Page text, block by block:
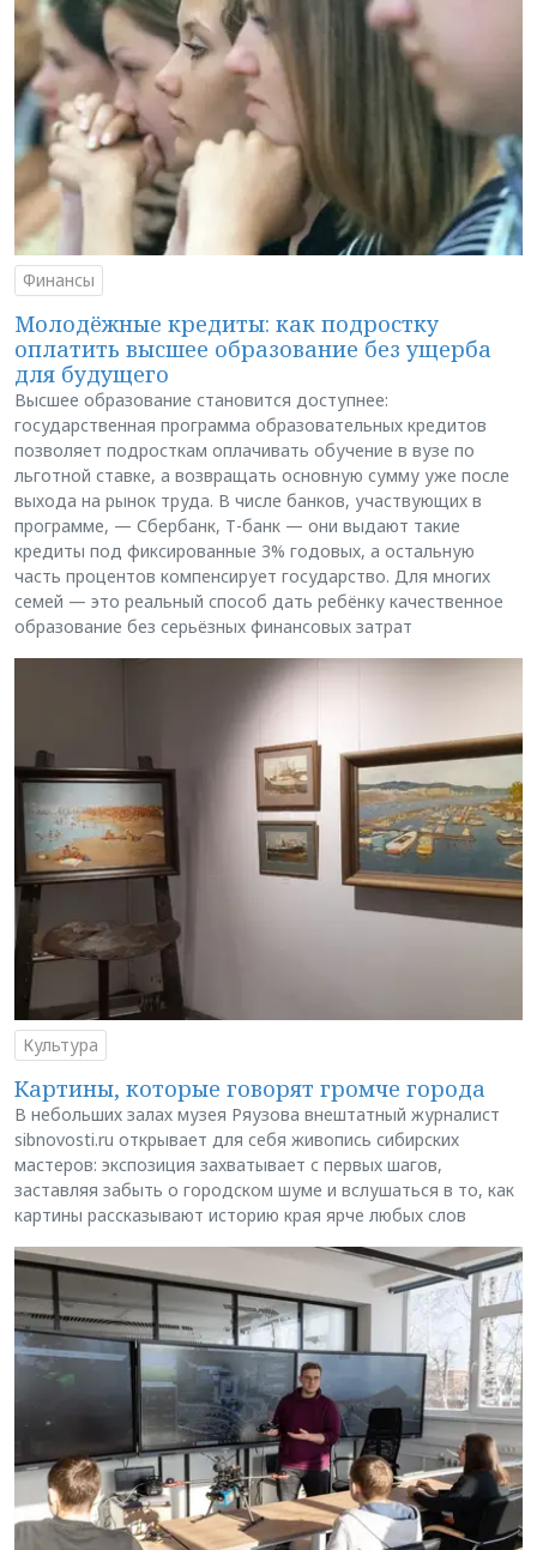
Финансы
Молодёжные кредиты: как подростку
оплатить высшее образование без ущерба
для будущего
Высшее образование становится доступнее:
государственная программа образовательных кредитов
позволяет подросткам оплачивать обучение в вузе по
льготной ставке, а возвращать основную сумму уже после
выхода на рынок труда. В числе банков, участвующих в
программе, — Сбербанк, Т-банк — они выдают такие
кредиты под фиксированные 3% годовых, а остальную
часть процентов компенсирует государство. Для многих
семей — это реальный способ дать ребёнку качественное
образование без серьёзных финансовых затрат
Культура
Картины, которые говорят громче города
В небольших залах музея Ряузова внештатный журналист
sibnovosti.ru открывает для себя живопись сибирских
мастеров: экспозиция захватывает с первых шагов,
заставляя забыть о городском шуме и вслушаться в то, как
картины рассказывают историю края ярче любых слов